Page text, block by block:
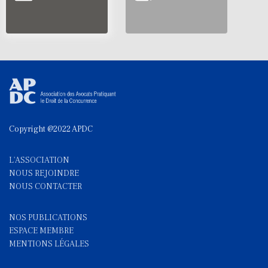
Copyright @2022 APDC
L'ASSOCIATION
NOUS REJOINDRE
NOUS CONTACTER
NOS PUBLICATIONS
ESPACE MEMBRE
MENTIONS LÉGALES